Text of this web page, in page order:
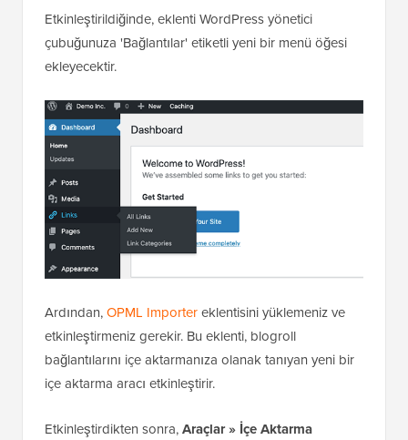
Etkinleştirildiğinde, eklenti WordPress yönetici
çubuğunuza 'Bağlantılar' etiketli yeni bir menü öğesi
ekleyecektir.
Ardından,OPML Importereklentisini yüklemeniz ve
etkinleştirmeniz gerekir. Bu eklenti, blogroll
bağlantılarını içe aktarmanıza olanak tanıyan yeni bir
içe aktarma aracı etkinleştirir.
Etkinleştirdikten sonra,Araçlar » İçe Aktarma